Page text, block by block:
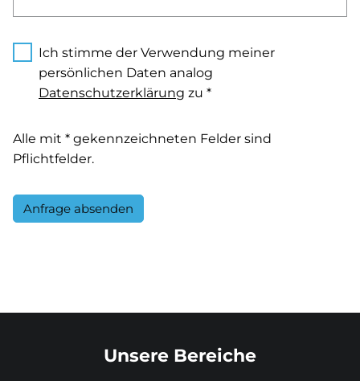
Ich stimme der Verwendung meiner
persönlichen Daten analog
Datenschutzerklärung zu *
Alle mit * gekennzeichneten Felder sind
Pflichtfelder.
Anfrage absenden
Unsere Bereiche